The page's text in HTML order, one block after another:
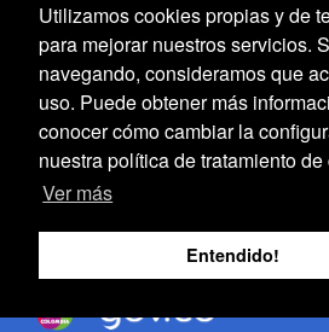
Utilizamos cookies propias y de
para mejorar nuestros servicios.
navegando, consideramos que
uso. Puede obtener más
conocer cómo cambiar la
nuestra política de tratamiento de
Ver más
Entendido!